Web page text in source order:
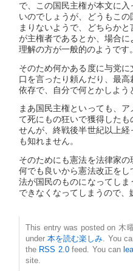
で、この国民主権が本文に
いのでしょうが、どうもこ
まりないようで、どちらか
が主権者であるとか、場合
理解の方が一般的のようです
そのため何かある度に与党
口を言ったり頼んだり、最
依存で、自分で何とかしよ
まあ国民主権といっても、
て死にもの狂いで獲得した
せんが、終戦後半世紀以上
も知れません。
そのためにも憲法を法律家
何でも良いから憲法改正を
法が国民のものになってし
できなくなってしまうので
This entry was posted on 木
under本を読む楽しみ. You
the RSS 2.0feed. You can
site.